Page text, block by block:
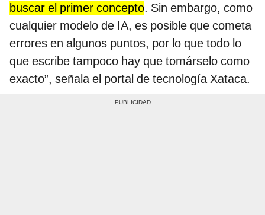
buscar el primer concepto. Sin embargo, como
cualquier modelo de IA, es posible que cometa
errores en algunos puntos, por lo que todo lo
que escribe tampoco hay que tomárselo como
exacto”, señala el portal de tecnología Xataca.